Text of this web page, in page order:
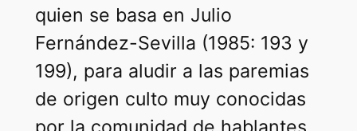
quien se basa en Julio
Fernández-Sevilla (1985: 193 y
199), para aludir a las paremias
de origen culto muy conocidas